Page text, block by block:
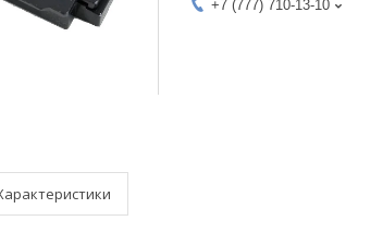
+7 (777) 710-13-10